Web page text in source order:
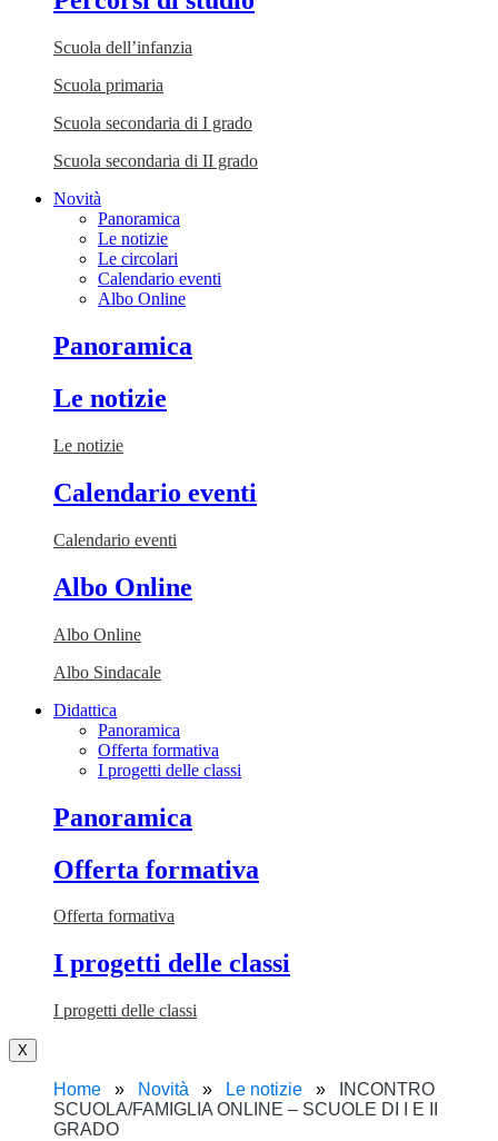
Scuola dell’infanzia
Scuola primaria
Scuola secondaria di I grado
Scuola secondaria di II grado
Novità
Panoramica
Le notizie
Le circolari
Calendario eventi
Albo Online
Panoramica
Le notizie
Le notizie
Calendario eventi
Calendario eventi
Albo Online
Albo Online
Albo Sindacale
Didattica
Panoramica
Offerta formativa
I progetti delle classi
Panoramica
Offerta formativa
Offerta formativa
I progetti delle classi
I progetti delle classi
X
Home Novità Le notizie
INCONTRO
SCUOLA/FAMIGLIA ONLINE – SCUOLE DI I E II
GRADO